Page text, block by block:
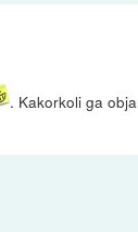
. Kakorkoli ga